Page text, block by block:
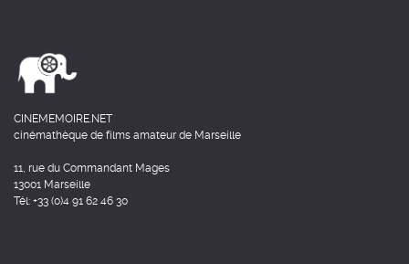
CINEMEMOIRE.NET
cinémathèque de films amateur de Marseille
11, rue du Commandant Mages
13001 Marseille
Tél: +33 (0)4 91 62 46 30